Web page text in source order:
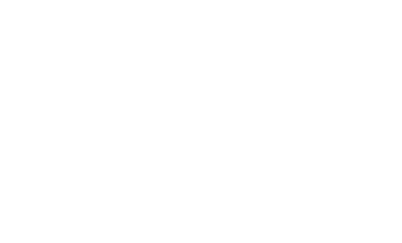
para Pet
Campinas
Veterinários
para Cachorro